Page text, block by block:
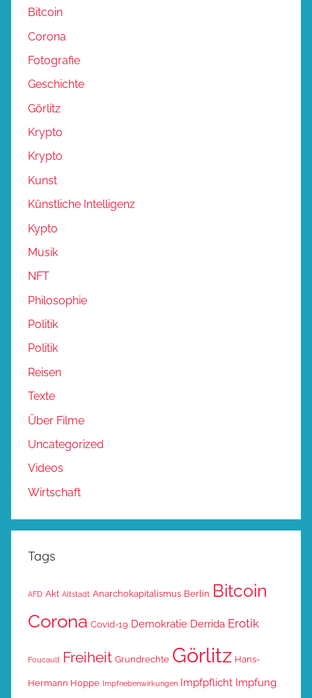
Bitcoin
Corona
Fotografie
Geschichte
Görlitz
Krypto
Krypto
Kunst
Künstliche Intelligenz
Kypto
Musik
NFT
Philosophie
Politik
Politik
Reisen
Texte
Über Filme
Uncategorized
Videos
Wirtschaft
Tags
AFD Akt Altstadt Anarchokapitalismus Berlin Bitcoin
Corona Covid-19 Demokratie Derrida Erotik
Foucault Freiheit Grundrechte Görlitz Hans-
Hermann Hoppe Impfnebenwirkungen Impfpflicht Impfung